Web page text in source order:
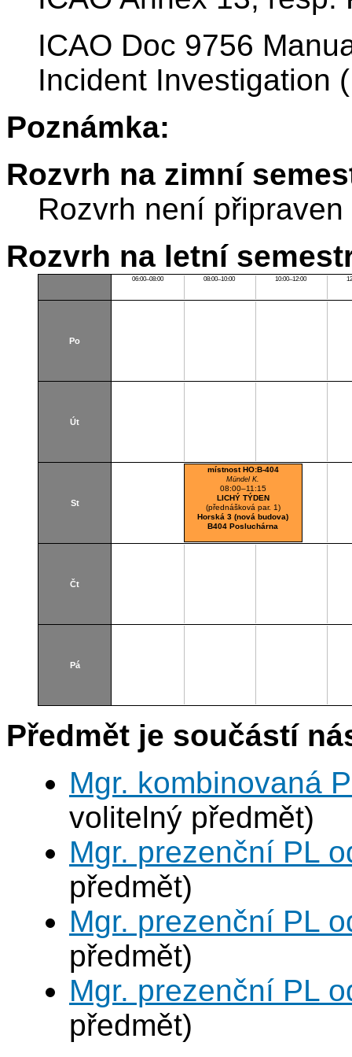
ICAO Doc 9756
Incident Investigation
Poznámka:
Rozvrh na zimní
Rozvrh není připraven
Rozvrh na letní
06:00–08:00 08:00–10:00 10:00–12:00
Po
Út
St
místnost HO:B-404
Mündel K.
08:00–11:15
LICHÝ TÝDEN
(přednášková par. 1)
Horská 3 (nová budova)
B404 Posluchárna
Čt
Pá
Předmět je součástí
Mgr. kombinovaná
volitelný předmět)
Mgr. prezenční PL
předmět)
Mgr. prezenční PL
předmět)
Mgr. prezenční PL
předmět)